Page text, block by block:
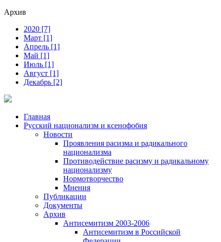
Архив
2020 [7]
Март [1]
Апрель [1]
Май [1]
Июль [1]
Август [1]
Декабрь [2]
Главная
Русский национализм и ксенофобия
Новости
Проявления расизма и радикального
национализма
Противодействие расизму и радикальному
национализму
Нормотворчество
Мнения
Публикации
Документы
Архив
Антисемитизм 2003-2006
Антисемитизм в Российской